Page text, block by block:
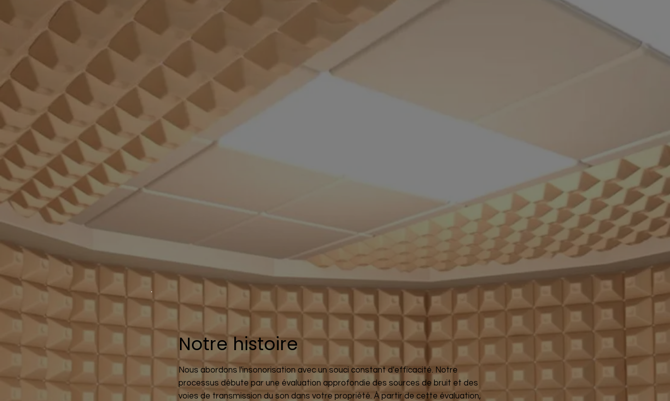
Notre histoire
Nous abordons l'insonorisation avec un souci constant d'efficacité. Notre
processus débute par une évaluation approfondie des sources de bruit et des
voies de transmission du son dans votre propriété. À partir de cette évaluation,